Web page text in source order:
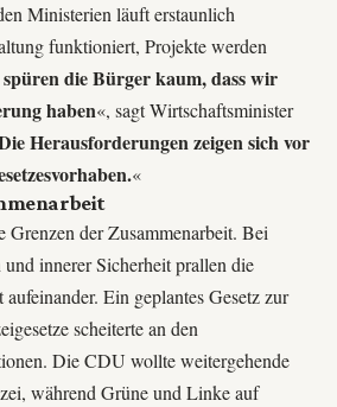
Ministerien läuft erstaunlich
funktioniert, Projekte werden
die Bürger kaum, dass wir
haben«, sagt Wirtschaftsminister
Herausforderungen zeigen sich vor
«
Grenzen der Zusammenarbeit. Bei
innerer Sicherheit prallen die
Ein geplantes Gesetz zur
scheiterte an den
Die CDU wollte weitergehende
während Grüne und Linke auf